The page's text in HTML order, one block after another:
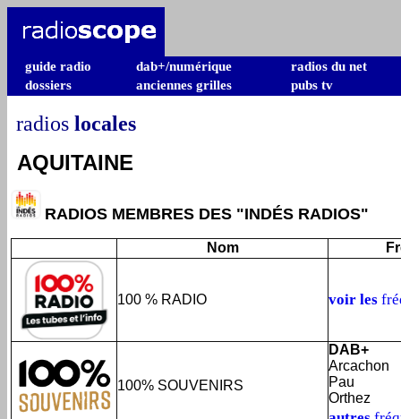
guide radio dab+/numérique
radios du net
dossiers
anciennes grilles pubs tv
radios locales
AQUITAINE
RADIOS MEMBRES DES "INDÉS RADIOS"
Nom
100 % RADIO voir les
100% SOUVENIRS
DAB+
Arcachon
Pau
Orthez